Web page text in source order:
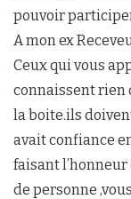
pouvoir
A mon ex
Ceux qui vous
connaissent rien
la boite.ils
avait confiance
faisant l’honneur
de personne